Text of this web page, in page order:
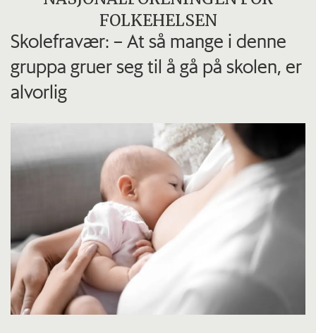
FOLKEHELSEN
Skolefravær: – At så mange i denne
gruppa gruer seg til å gå på skolen, er
alvorlig